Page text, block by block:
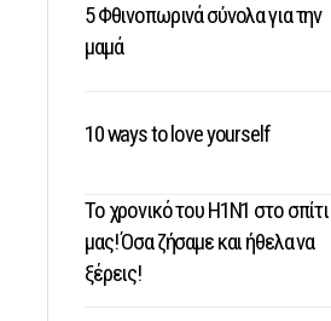
5 Φθινοπωρινά σύνολα για την
μαμά
10 ways to love yourself
Το χρονικό του Η1Ν1 στο σπίτι
μας! Όσα ζήσαμε και ήθελα να
ξέρεις!